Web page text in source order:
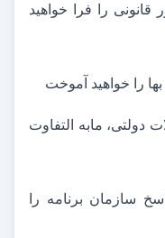
را فرا خواهید
را خواهید آموخت
مابه التفاوت
برنامه را